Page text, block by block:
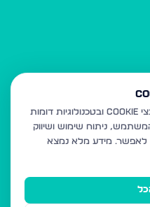
אתר רשות היחיד עושה שימוש בקבצי Cookie ובטכנולוגיות דומות
ניתוח שימוש ושיווק
לאפשר. מידע מלא נמצא